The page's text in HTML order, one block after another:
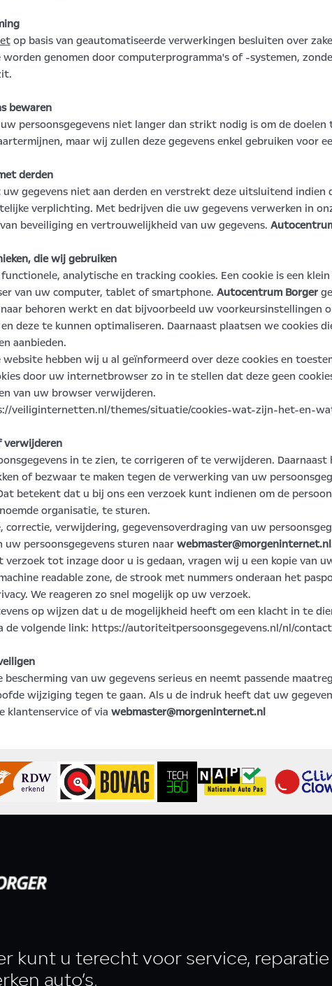
op basis van geautomatiseerde verwerkingen besluiten over
genomen door computerprogramma's of -systemen,
bewaren
persoonsgegevens niet langer dan strikt nodig is om de
maar wij zullen deze gegevens enkel gebruiken voor
derden
gegevens niet aan derden en verstrekt deze uitsluitend
verplichting. Met bedrijven die uw gegevens verwerken in
beveiliging en vertrouwelijkheid van uw gegevens.
die wij gebruiken
analytische en tracking cookies. Een cookie is een
van uw computer, tablet of smartphone. Autocentrum Borger
behoren werkt en dat bijvoorbeeld uw voorkeursinstellingen
deze te kunnen optimaliseren. Daarnaast plaatsen we cookies
aanbieden.
website hebben wij u al geïnformeerd over deze cookies en
door uw internetbrowser zo in te stellen dat deze geen
van uw browser verwijderen.
veiliginternetten.nl/themes/situatie/cookies-wat-zijn-het-en-
verwijderen
in te zien, te corrigeren of te verwijderen.
of bezwaar te maken tegen de verwerking van uw
betekent dat u bij ons een verzoek kunt indienen om de
organisatie, te sturen.
correctie, verwijdering, gegevensoverdraging van uw
persoonsgegevens sturen naar webmaster@morgeninternet.nl
verzoek tot inzage door u is gedaan, vragen wij u een kopie van
readable zone, de strook met nummers onderaan het
We reageren zo snel mogelijk op uw verzoek.
op wijzen dat u de mogelijkheid heeft om een klacht in te
de volgende link: https://autoriteitpersoonsgegevens.nl/nl/
van uw gegevens serieus en neemt passende
wijziging tegen te gaan. Als u de indruk heeft dat uw
klantenservice of via webmaster@morgeninternet.nl
kunt u terecht voor service,
auto’s.